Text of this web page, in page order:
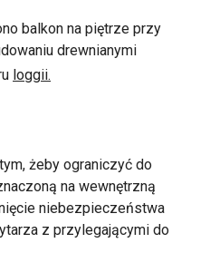
balkon na piętrze przy
drewnianymi
loggii.
żeby ograniczyć do
na wewnętrzną
niebezpieczeństwa
z przylegającymi do